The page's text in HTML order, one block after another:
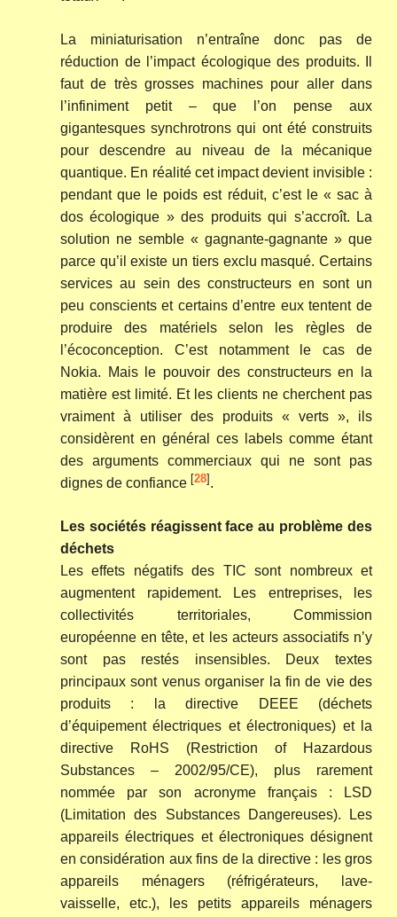
La miniaturisation n’entraîne donc pas de
réduction de l’impact écologique des produits. Il
faut de très grosses machines pour aller dans
l’infiniment petit – que l’on pense aux
gigantesques synchrotrons qui ont été construits
pour descendre au niveau de la mécanique
quantique. En réalité cet impact devient invisible :
pendant que le poids est réduit, c’est le « sac à
dos écologique » des produits qui s’accroît. La
solution ne semble « gagnante-gagnante » que
parce qu’il existe un tiers exclu masqué. Certains
services au sein des constructeurs en sont un
peu conscients et certains d’entre eux tentent de
produire des matériels selon les règles de
l’écoconception. C’est notamment le cas de
Nokia. Mais le pouvoir des constructeurs en la
matière est limité. Et les clients ne cherchent pas
vraiment à utiliser des produits « verts », ils
considèrent en général ces labels comme étant
des arguments commerciaux qui ne sont pas
dignes de confiance [28].
Les sociétés réagissent face au problème des
déchets
Les effets négatifs des TIC sont nombreux et
augmentent rapidement. Les entreprises, les
collectivités territoriales, Commission
européenne en tête, et les acteurs associatifs n’y
sont pas restés insensibles. Deux textes
principaux sont venus organiser la fin de vie des
produits : la directive DEEE (déchets
d’équipement électriques et électroniques) et la
directive RoHS (Restriction of Hazardous
Substances – 2002/95/CE), plus rarement
nommée par son acronyme français : LSD
(Limitation des Substances Dangereuses). Les
appareils électriques et électroniques désignent
en considération aux fins de la directive : les gros
appareils ménagers (réfrigérateurs, lave-
vaisselle, etc.), les petits appareils ménagers